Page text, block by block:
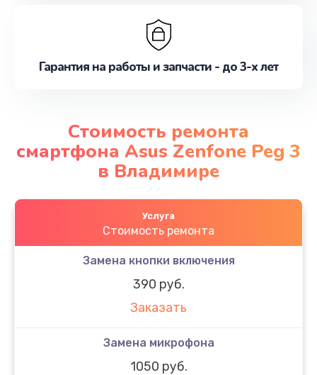
Гарантия на работы и запчасти - до 3-х лет
Стоимость ремонта
смартфона Asus Zenfone Peg 3
в Владимире
Услуга
Стоимость ремонта
Замена кнопки включения
390 руб.
Заказать
Замена микрофона
1050 руб.